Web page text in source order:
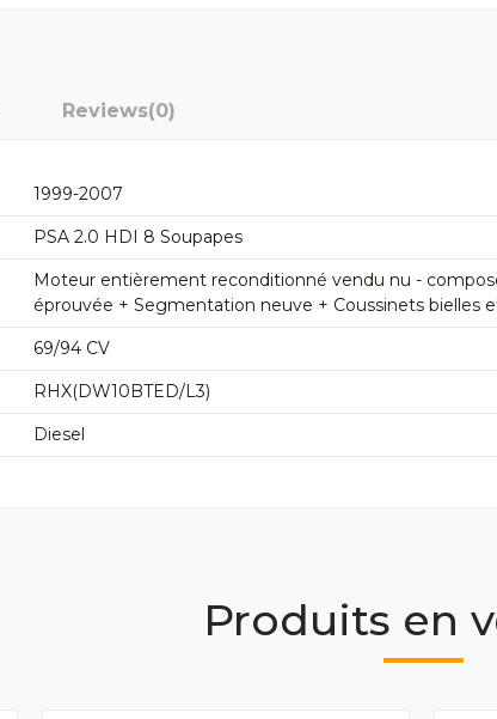
Reviews(0)
1999-2007
PSA 2.0 HDI 8 Soupapes
Moteur entièrement reconditionné vendu nu -
éprouvée + Segmentation neuve + Coussinets bielles
69/94 CV
RHX(DW10BTED/L3)
Diesel
Produits en